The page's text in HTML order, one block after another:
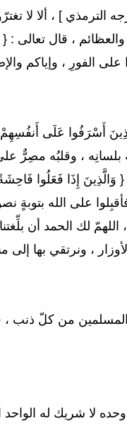
] ، ألا لا
، قال تعالى : {
الفورِ ، وإياكم
أَسْرَفُوا عَلَى أَنفُسِهِمْ
بلسانِه ، وقلبُه مصِرٌّ
{ وَالَّذِينَ إِذَا فَعَلُوا
على الله بتوبةٍ
لك الحمد أن
، ونرتقي بها إلى
من كلّ ذنب ،
لا شريك له